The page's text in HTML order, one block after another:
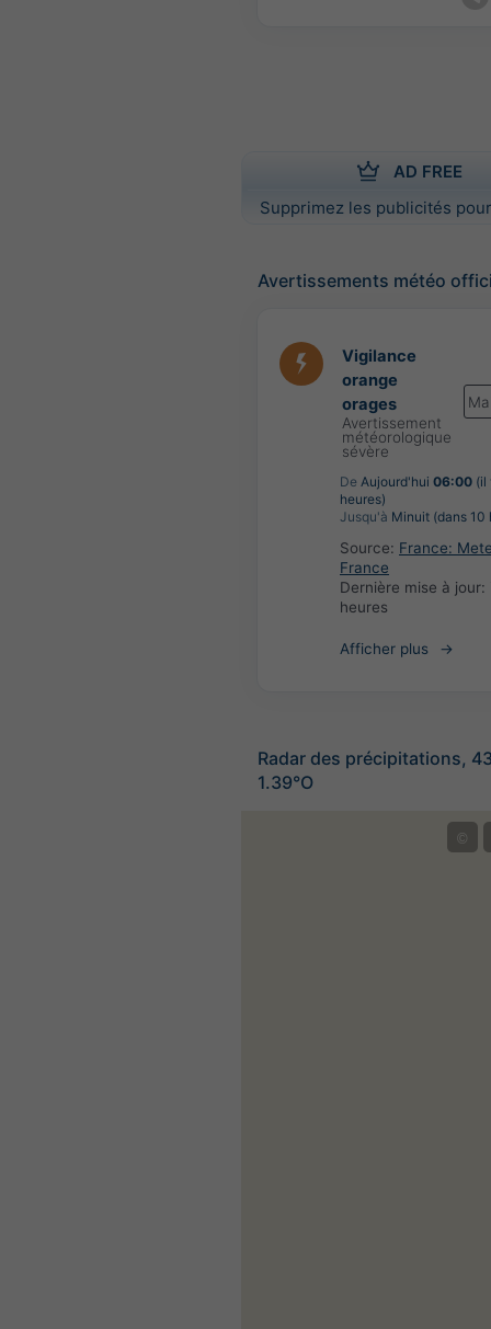
AD FREE
Supprimez les publicités
Avertissements météo
Vigilance
orange
orages
Avertissement
météorologique
sévère
De Aujourd'hui 06:00 (il
heures)
Jusqu'à Minuit (dans 10
Source: France:
France
Dernière mise à jour:
heures
Afficher plus
Radar des précipitations,
1.39°O
©